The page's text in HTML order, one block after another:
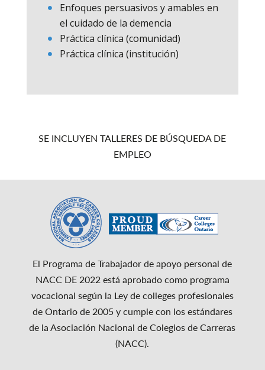
Enfoques persuasivos y amables en
el cuidado de la demencia
Práctica clínica (comunidad)
Práctica clínica (institución)
SE INCLUYEN TALLERES DE BÚSQUEDA DE
EMPLEO
El Programa de Trabajador de apoyo personal de
NACC DE 2022 está aprobado como programa
vocacional según la Ley de colleges profesionales
de Ontario de 2005 y cumple con los estándares
de la Asociación Nacional de Colegios de Carreras
(NACC).